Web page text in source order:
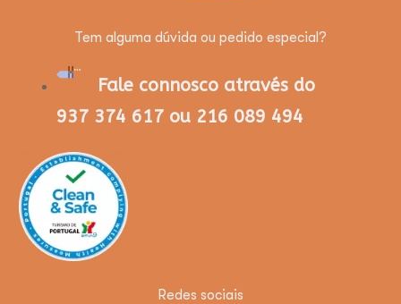
Tem alguma dúvida ou pedido especial?
Fale connosco através do
937 374 617 ou 216 089 494
Redes sociais